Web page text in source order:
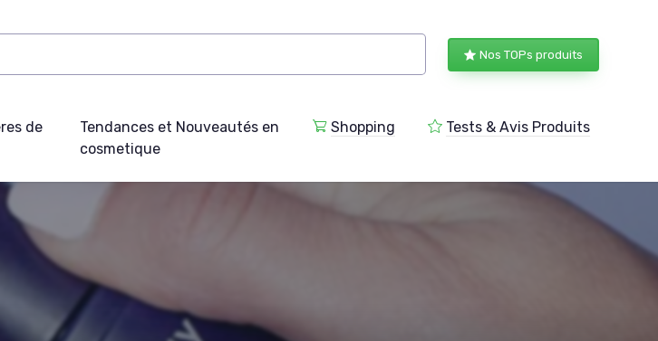
Nos TOPs produits
de
Tendances et Nouveautés en
cosmetique
Shopping Tests & Avis Produits